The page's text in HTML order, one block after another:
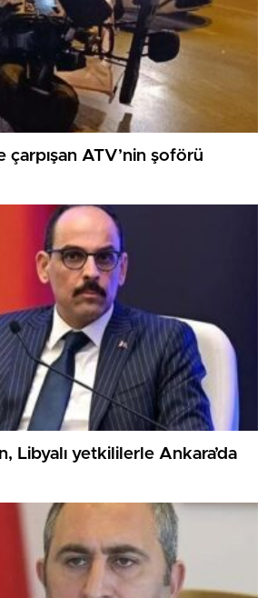
çarpışan ATV’nin şoförü
Libyalı yetkililerle Ankara’da